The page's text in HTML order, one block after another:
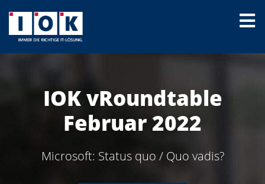
IOK vRoundtable
Februar 2022
Microsoft: Status quo / Quo vadis?